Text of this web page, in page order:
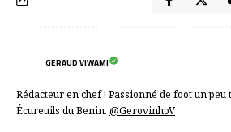
GERAUD VIWAMI
Rédacteur en chef ! Passionné de foot un peu
Écureuils du Benin. @GerovinhoV